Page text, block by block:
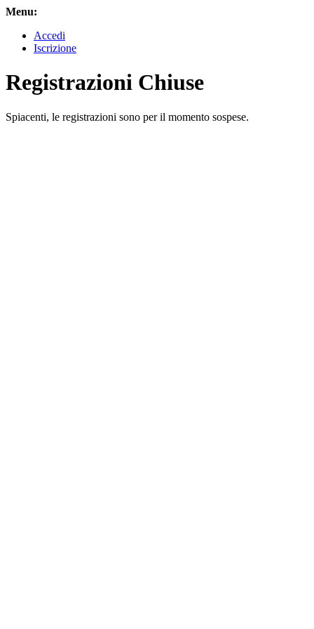
Menu:
Accedi
Iscrizione
Registrazioni Chiuse
Spiacenti, le registrazioni sono per il momento sospese.